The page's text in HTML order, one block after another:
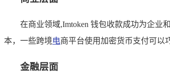
在商业领域,Imtoken 钱包收款成功为企业
本，一些跨境电商平台使用加密货币支付可以
金融层面